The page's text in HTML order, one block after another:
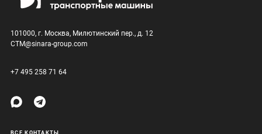
101000, г. Москва, Милютинский пер., д. 12
CTM@sinara-group.com
+7 495 258 71 64
ВСЕ КОНТАКТЫ